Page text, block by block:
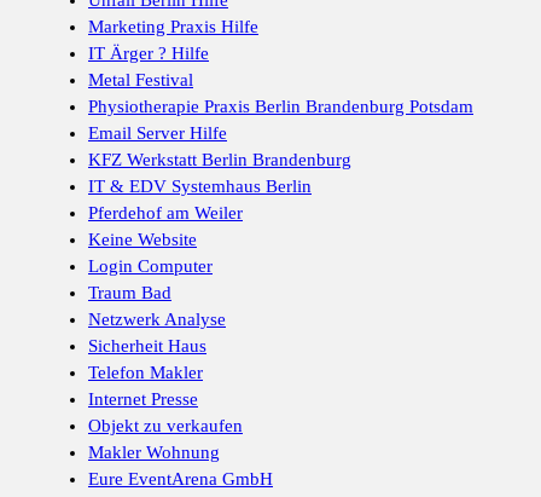
Marketing Praxis Hilfe
IT Ärger ? Hilfe
Metal Festival
Physiotherapie Praxis Berlin Brandenburg Potsdam
Email Server Hilfe
KFZ Werkstatt Berlin Brandenburg
IT & EDV Systemhaus Berlin
Pferdehof am Weiler
Keine Website
Login Computer
Traum Bad
Netzwerk Analyse
Sicherheit Haus
Telefon Makler
Internet Presse
Objekt zu verkaufen
Makler Wohnung
Eure EventArena GmbH